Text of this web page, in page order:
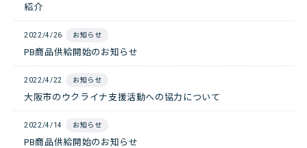
紹介
2022/4/26 お知らせ
PB商品供給開始のお知らせ
2022/4/22 お知らせ
大阪市のウクライナ支援活動への協力について
2022/4/14 お知らせ
PB商品供給開始のお知らせ